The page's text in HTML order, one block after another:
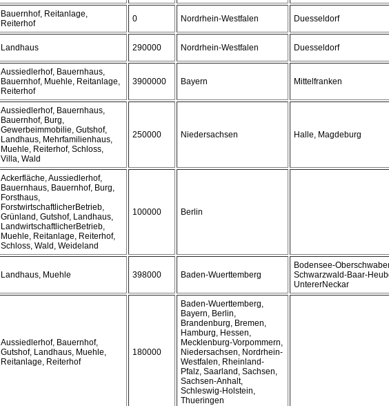
Bauernhof, Reitanlage,
Reiterhof
0 Nordrhein-Westfalen Duesseldorf
Landhaus 290000 Nordrhein-Westfalen Duesseldorf
Aussiedlerhof, Bauernhaus,
Bauernhof, Muehle, Reitanlage,
Reiterhof
3900000 Bayern Mittelfranken
Aussiedlerhof, Bauernhaus,
Bauernhof, Burg,
Gewerbeimmobilie, Gutshof,
Landhaus, Mehrfamilienhaus,
Muehle, Reiterhof, Schloss,
Villa, Wald
250000 Niedersachsen Halle, Magdeburg
Ackerfläche, Aussiedlerhof,
Bauernhaus, Bauernhof, Burg,
Forsthaus,
ForstwirtschaftlicherBetrieb,
Grünland, Gutshof, Landhaus,
LandwirtschaftlicherBetrieb,
Muehle, Reitanlage, Reiterhof,
Schloss, Wald, Weideland
100000 Berlin
Landhaus, Muehle 398000 Baden-Wuerttemberg
Bodensee-
Schwarzwald-Baar-
UntererNeckar
Aussiedlerhof, Bauernhof,
Gutshof, Landhaus, Muehle,
Reitanlage, Reiterhof
180000
Baden-Wuerttemberg,
Bayern, Berlin,
Brandenburg, Bremen,
Hamburg, Hessen,
Mecklenburg-Vorpommern,
Niedersachsen, Nordrhein-
Westfalen, Rheinland-
Pfalz, Saarland, Sachsen,
Sachsen-Anhalt,
Schleswig-Holstein,
Thueringen